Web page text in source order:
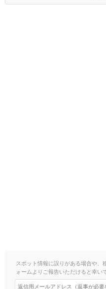
スポット情報に誤りがある場合や
ォームよりご報告いただけると幸いで